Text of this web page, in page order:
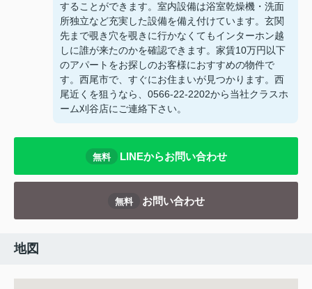
することができます。室内設備は浴室乾燥機・洗面
所独立など充実した設備を備え付けています。玄関
先まで覗き穴を覗きに行かなくてもインターホン越
しに誰が来たのかを確認できます。家賃10万円以下
のアパートをお探しのお客様におすすめの物件で
す。西尾市で、すぐにお住まいが見つかります。西
尾近くを狙うなら、0566-22-2202から当社クラスホ
ーム刈谷店にご連絡下さい。
無料 LINEからお問い合わせ
無料 お問い合わせ
地図